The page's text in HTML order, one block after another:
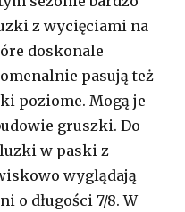
z wycięciami na
doskonale
pasują też
poziome. Mogą je
gruszki. Do
w paski z
wyglądają
o długości 7/8. W